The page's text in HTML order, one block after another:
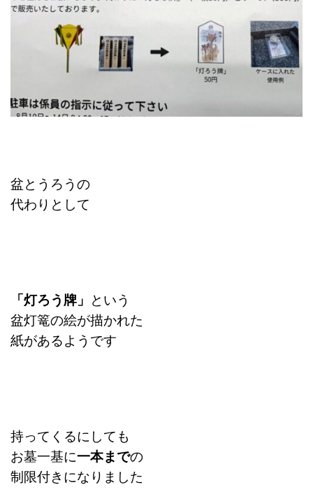
盆とうろうの
代わりとして
「灯ろう牌」 という
盆灯篭の絵が描かれた
紙があるようです
持ってくるにしても
お墓一基に一本までの
制限付きになりました